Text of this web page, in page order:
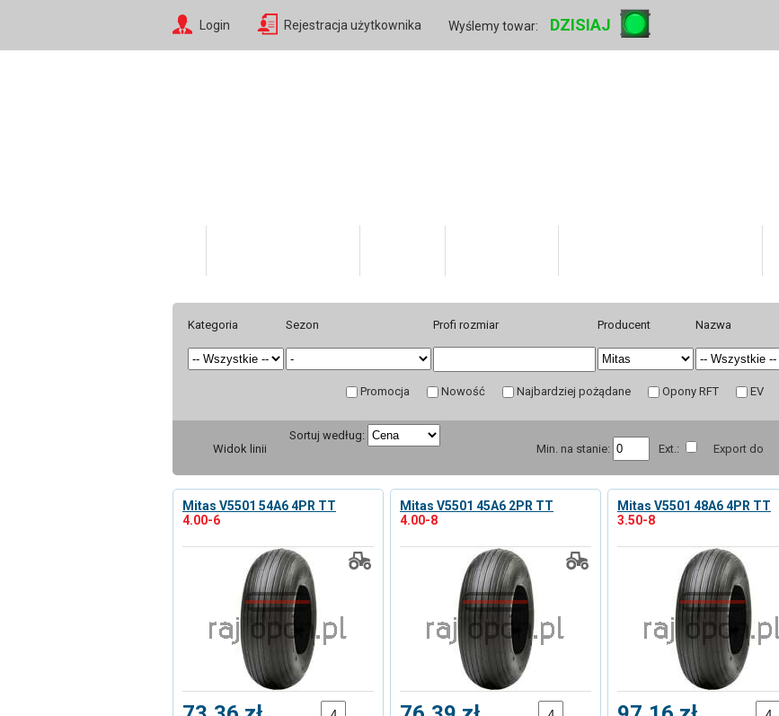
Login Rejestracja użytkownika Wyślemy towar: DZISIAJ
Kategoria Sezon Profi rozmiar Producent Nazwa
Promocja Nowość Najbardziej pożądane Opony RFT EV
Export do
Ext.:
Min. na stanie:
Widok linii
Sortuj według:
Mitas V5501 54A6 4PR TT
4.00-6
Mitas V5501 45A6 2PR TT
4.00-8
Mitas V5501 48A6 4PR TT
3.50-8